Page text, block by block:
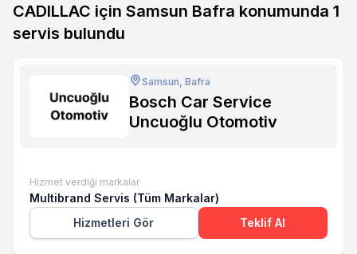
CADILLAC için Samsun Bafra konumunda 1
servis bulundu
Samsun, Bafra
Bosch Car Service
Uncuoğlu Otomotiv
Hizmet verdiği markalar
Multibrand Servis (Tüm Markalar)
Hizmetleri Gör
Teklif Al